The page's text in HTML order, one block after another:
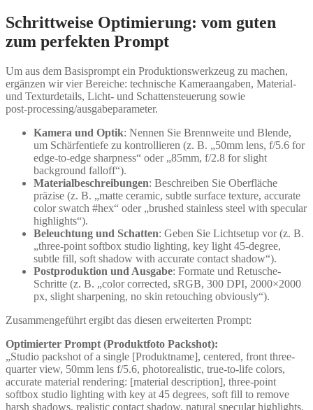
Schrittweise Optimierung: vom guten
zum perfekten Prompt
Um aus dem Basisprompt ein Produktionswerkzeug zu machen,
ergänzen wir vier Bereiche: technische Kameraangaben, Material-
und Texturdetails, Licht- und Schattensteuerung sowie
post‑processing/ausgabeparameter.
Kamera und Optik: Nennen Sie Brennweite und Blende,
um Schärfentiefe zu kontrollieren (z. B. „50mm lens, f/5.6 for
edge-to-edge sharpness“ oder „85mm, f/2.8 for slight
background falloff“).
Materialbeschreibungen: Beschreiben Sie Oberfläche
präzise (z. B. „matte ceramic, subtle surface texture, accurate
color swatch #hex“ oder „brushed stainless steel with specular
highlights“).
Beleuchtung und Schatten: Geben Sie Lichtsetup vor (z. B.
„three-point softbox studio lighting, key light 45-degree,
subtle fill, soft shadow with accurate contact shadow“).
Postproduktion und Ausgabe: Formate und Retusche-
Schritte (z. B. „color corrected, sRGB, 300 DPI, 2000×2000
px, slight sharpening, no skin retouching obviously“).
Zusammengeführt ergibt das diesen erweiterten Prompt:
Optimierter Prompt (Produktfoto Packshot):
„Studio packshot of a single [Produktname], centered, front three-
quarter view, 50mm lens f/5.6, photorealistic, true-to-life colors,
accurate material rendering: [material description], three-point
softbox studio lighting with key at 45 degrees, soft fill to remove
harsh shadows, realistic contact shadow, natural specular highlights,